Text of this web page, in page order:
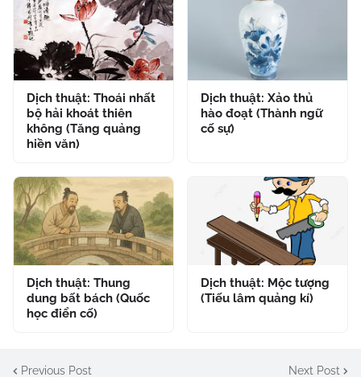
Dịch thuật: Thoái nhất
bộ hải khoát thiên
không (Tăng quảng
hiền văn)
Dịch thuật: Xảo thủ
hào đoạt (Thành ngữ
cố sự)
Dịch thuật: Thung
dung bất bách (Quốc
học điển cố)
Dịch thuật: Mộc tượng
(Tiếu lâm quảng kí)
Previous Post Next Post